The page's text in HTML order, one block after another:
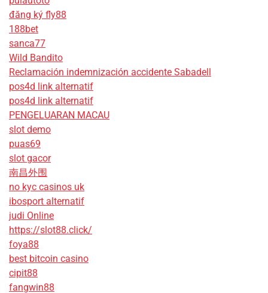
đăng ký fly88
188bet
sanca77
Wild Bandito
Reclamación indemnización accidente Sabadell
pos4d link alternatif
pos4d link alternatif
PENGELUARAN MACAU
slot demo
puas69
slot gacor
南昌外围
no kyc casinos uk
ibosport alternatif
judi Online
https://slot88.click/
foya88
best bitcoin casino
cipit88
fangwin88